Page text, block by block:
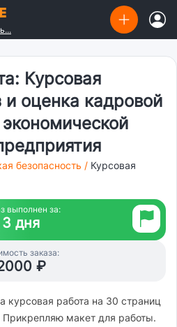
Курсовая
и оценка кадровой
безопасность / Курсовая
выполнен за:
3 дня
заказа:
₽
макет для работы.